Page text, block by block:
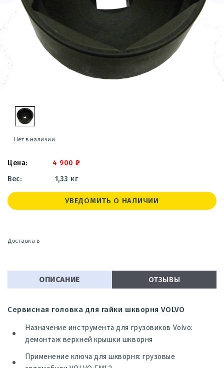
4 900 ₽
1,33 кг
УВЕДОМИТЬ О НАЛИЧИИ
Нет в наличии
Доставка в
ОПИСАНИЕ ОТЗЫВЫ
Сервисная головка для гайки шкворня VOLVO
Назначение инструмента для грузовиков Volvo:
демонтаж верхней крышки шкворня
Применение ключа для шкворня: грузовые